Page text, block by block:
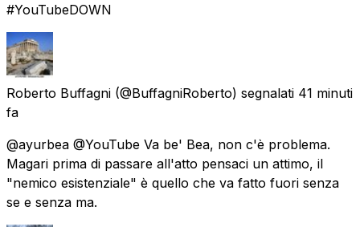
#YouTubeDOWN
Roberto Buffagni (@BuffagniRoberto) segnalati 41 minuti
fa
@ayurbea @YouTube Va be' Bea, non c'è problema.
Magari prima di passare all'atto pensaci un attimo, il
"nemico esistenziale" è quello che va fatto fuori senza
se e senza ma.